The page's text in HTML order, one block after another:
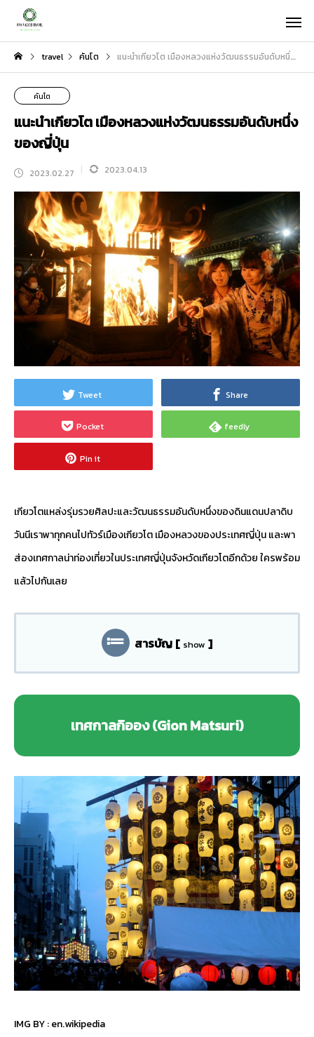
travel คันโต แนะนำเกียวโต เมืองหลวงแห่งวัฒนธรรมอันดับหนึ่งของญี่ปุ่น
คันโต
แนะนำเกียวโต เมืองหลวงแห่งวัฒนธรรมอันดับหนึ่ง
ของญี่ปุ่น
2023.02.27 2023.04.13
Tweet Share
Pocket feedly
Pin it
เกียวโตแหล่งรุ่มรวยศิลปะและวัฒนธรรมอันดับหนึ่งของดินแดนปลาดิบ
วันนีเราพาทุกคนไปทัวร์เมืองเกียวโต เมืองหลวงของประเทศญี่ปุ่น และพา
ส่องเทศกาลน่าท่องเที่ยวในประเทศญี่ปุ่นจังหวัดเกียวโตอีกด้วย ใครพร้อม
แล้วไปกันเลย
สารบัญ [ show ]
เทศกาลกิออง (Gion Matsuri)
IMG BY :en.wikipedia